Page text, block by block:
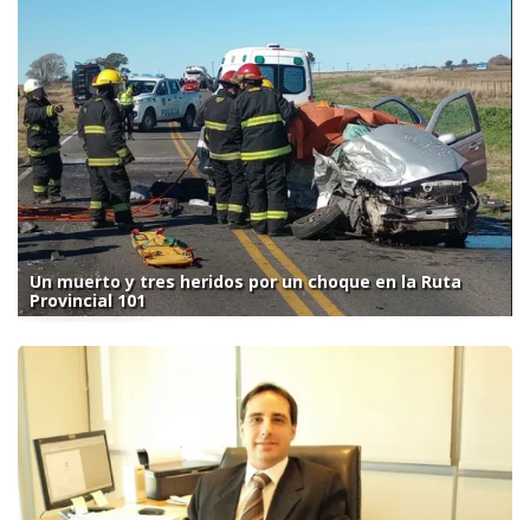
Un muerto y tres heridos por un choque en la Ruta
Provincial 101